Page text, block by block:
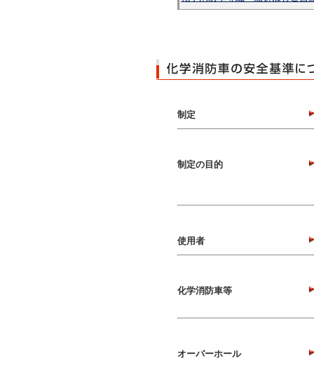
制定
制定の目的
使用者
化学消防車等
オーバーホール